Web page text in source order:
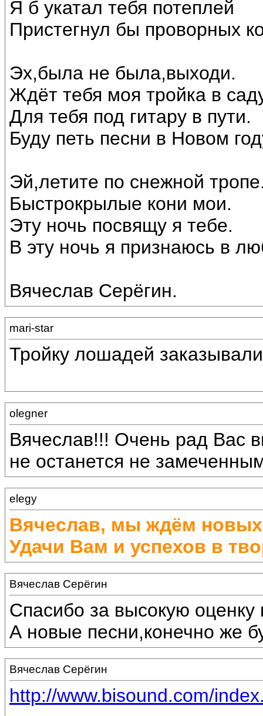
Я б укатал тебя потеплей
Пристегнул бы проворных
Эх,была не была,выходи.
Ждёт тебя моя тройка в
Для тебя под гитару в пути.
Буду петь песни в Новом
Эй,летите по снежной
Быстрокрылые кони мои.
Эту ночь посвящу я тебе.
В эту ночь я признаюсь в
Вячеслав Серёгин.
mari-star
Тройку лошадей
olegner
Вячеслав!!! Очень рад Вас
не останется не
elegy
Вячеслав, мы ждём
Удачи Вам и успехов в
Вячеслав Серёгин
Спасибо за высокую оценку
А новые песни,конечно же
Вячеслав Серёгин
http://www.bisound.com/